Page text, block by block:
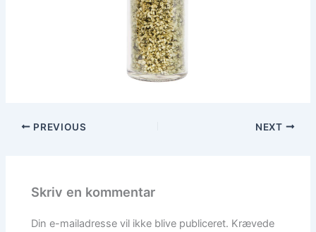
PREVIOUS NEXT
Skriv en kommentar
Din e-mailadresse vil ikke blive publiceret. Krævede